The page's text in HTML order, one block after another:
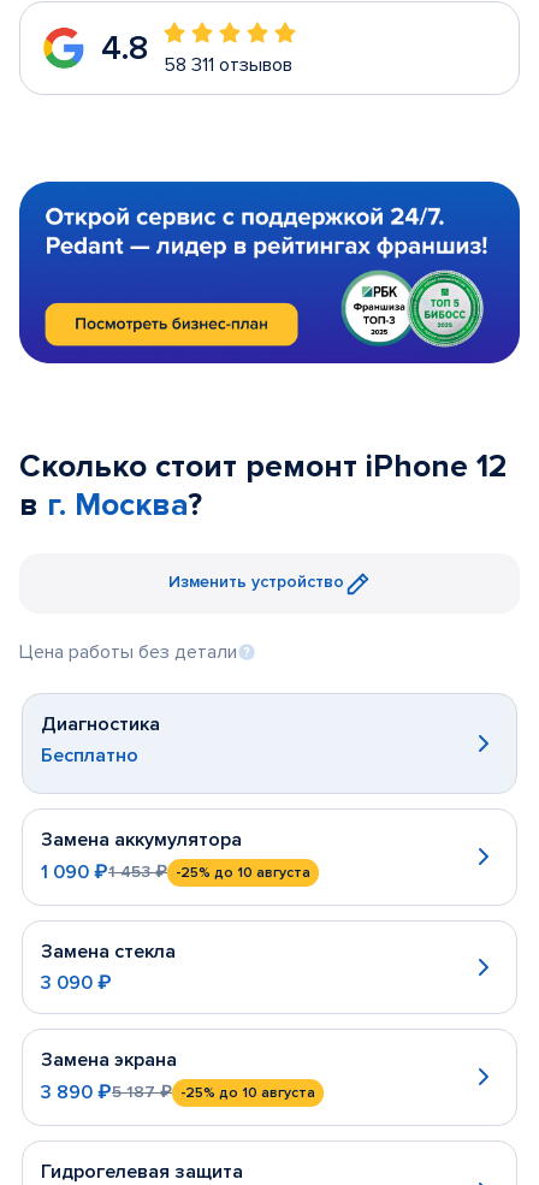
4.8 58 311 отзывов
Сколько стоит ремонт iPhone 12
в г. Москва?
Изменить устройство
Цена работы без детали
Диагностика
Бесплатно
Замена аккумулятора
1 090 ₽1 453 ₽ -25% до 10 августа
Замена стекла
3 090 ₽
Замена экрана
3 890 ₽5 187 ₽ -25% до 10 августа
Гидрогелевая защита